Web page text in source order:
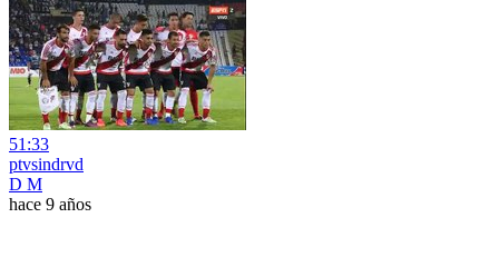
51:33
ptvsindrvd
D M
hace 9 años